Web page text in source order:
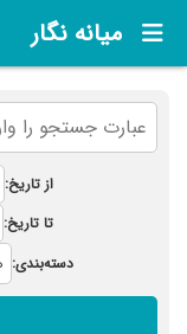
میانه نگار
از تاریخ:
تا تاریخ:
دسته‌بندی: